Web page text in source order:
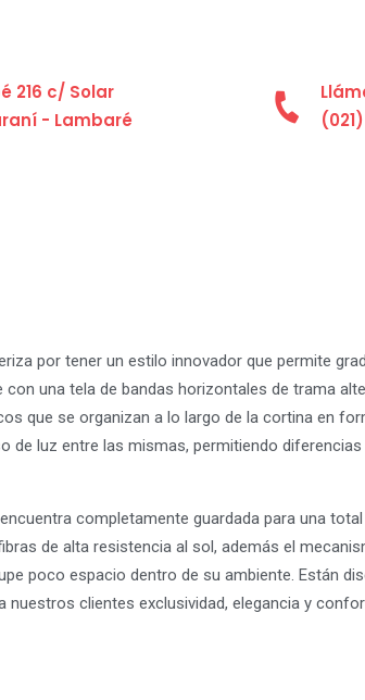
216 c/ Solar
- Lambaré
por tener un estilo innovador que permite
con una tela de bandas horizontales de trama
que se organizan a lo largo de la cortina en
de luz entre las mismas, permitiendo
completamente guardada para una
de alta resistencia al sol, además el
poco espacio dentro de su ambiente. Están
nuestros clientes exclusividad, elegancia y